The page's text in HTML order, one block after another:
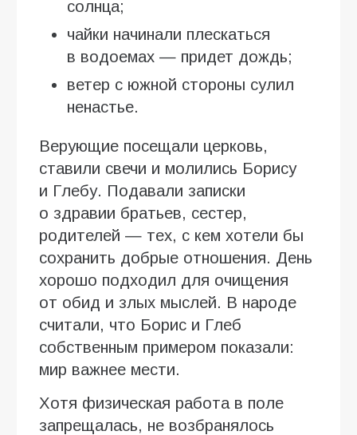
солнца;
чайки начинали плескаться
в водоемах — придет дождь;
ветер с южной стороны сулил
ненастье.
Верующие посещали церковь,
ставили свечи и молились Борису
и Глебу. Подавали записки
о здравии братьев, сестер,
родителей — тех, с кем хотели бы
сохранить добрые отношения. День
хорошо подходил для очищения
от обид и злых мыслей. В народе
считали, что Борис и Глеб
собственным примером показали:
мир важнее мести.
Хотя физическая работа в поле
запрещалась, не возбранялось